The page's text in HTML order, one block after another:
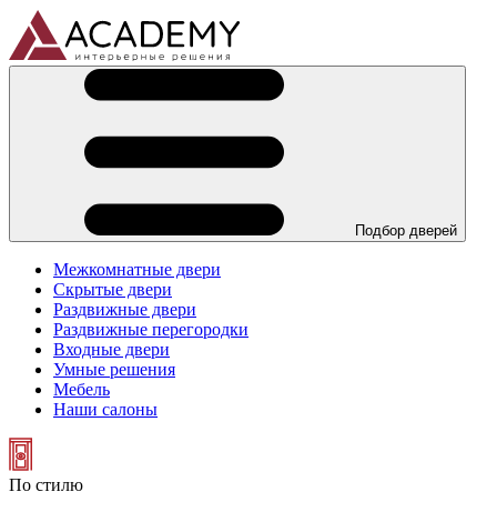
Подбор дверей
Межкомнатные двери
Скрытые двери
Раздвижные двери
Раздвижные перегородки
Входные двери
Умные решения
Мебель
Наши салоны
По стилю